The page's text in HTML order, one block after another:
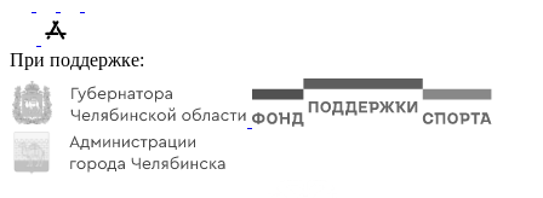
При поддержке: